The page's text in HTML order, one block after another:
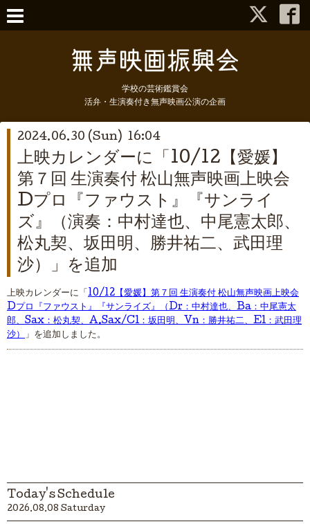
学校の芸術鑑賞会
活弁・生演奏付き無声映画公演の企画
2024.06.30 (Sun) 16:04
上映カレンダーに「10/12【愛媛】
第７回 生演奏付 松山無声映画上映会
Dプロ『ファウスト』『サンライ
ズ』（演奏：中村達也、中尾憲太郎、
松丸契、坂田明、勝井祐二、武田理
沙）」を追加
上映カレンダーに「 10/12【愛媛】第７回 生演奏付 松山無声映画上映会
Dプロ『ファウスト』『サンライズ』（Dr：中村達也、Ba：中尾憲太
郎、Sax：松丸契、A.Sax/Cl：坂田明、Vn：勝井祐二、El：武田理
沙） 」を追加しました。
Today's Schedule
2026.08.08 Saturday